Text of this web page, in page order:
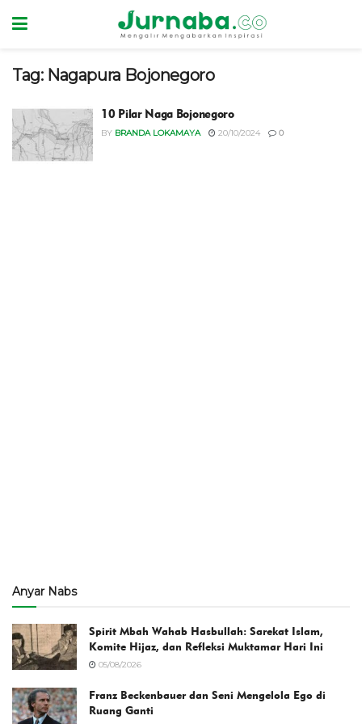
Tag: Nagapura Bojonegoro
10 Pilar Naga Bojonegoro
BY BRANDA LOKAMAYA 20/10/2024 0
Anyar Nabs
Spirit Mbah Wahab Hasbullah: Sarekat Islam,
Komite Hijaz, dan Refleksi Muktamar Hari Ini
05/08/2026
Franz Beckenbauer dan Seni Mengelola Ego di
Ruang Ganti